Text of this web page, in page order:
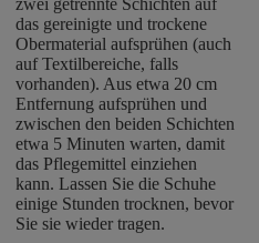
das gereinigte und trockene
Obermaterial aufsprühen (auch
auf Textilbereiche, falls
vorhanden). Aus etwa 20 cm
Entfernung aufsprühen und
zwischen den beiden Schichten
etwa 5 Minuten warten, damit
das Pflegemittel einziehen
kann. Lassen Sie die Schuhe
einige Stunden trocknen, bevor
Sie sie wieder tragen.